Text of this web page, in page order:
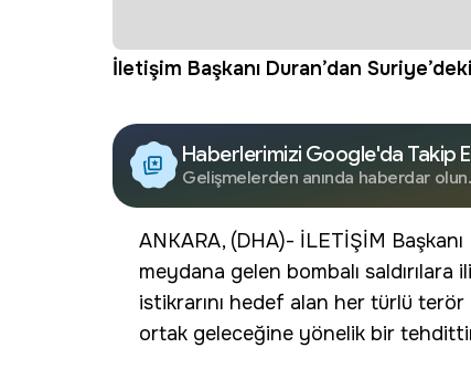
İletişim Başkanı Duran’dan
Haberlerimizi Google'da Takip
Gelişmelerden anında haberdar olun.
ANKARA, (DHA)- İLETİŞİM
meydana gelen bombalı saldırılara
istikrarını hedef alan her türlü
ortak geleceğine yönelik bir